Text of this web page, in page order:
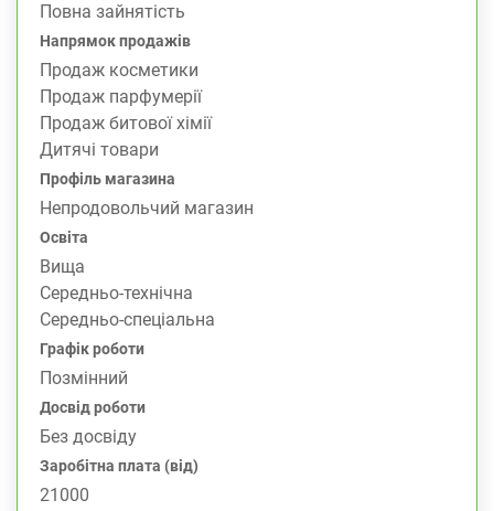
Повна зайнятість
Напрямок продажів
Продаж косметики
Продаж парфумерії
Продаж битової хімії
Дитячі товари
Профіль магазина
Непродовольчий магазин
Освіта
Вища
Середньо-технічна
Середньо-спеціальна
Графік роботи
Позмінний
Досвід роботи
Без досвіду
Заробітна плата (від)
21000